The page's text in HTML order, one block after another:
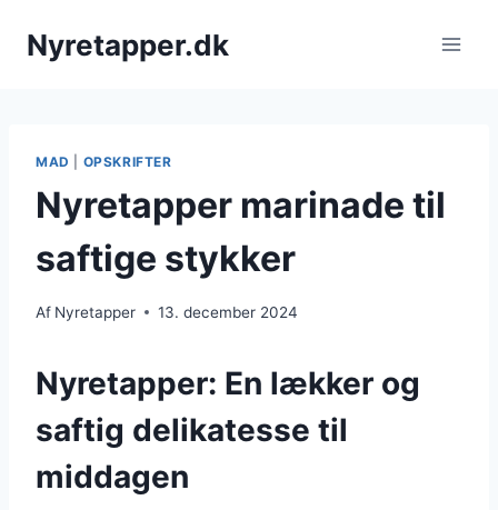
Nyretapper.dk
MAD OPSKRIFTER
Nyretapper marinade til
saftige stykker
Af Nyretapper 13. december 2024
Nyretapper: En lækker og
saftig delikatesse til
middagen